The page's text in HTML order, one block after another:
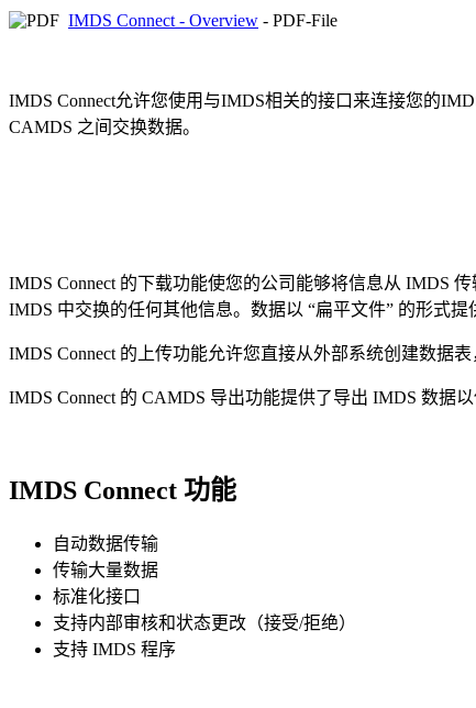
IMDS Connect - Overview - PDF-File
IMDS Connect允许您使用与IMDS相关的接口来连接您的
CAMDS 之间交换数据。
IMDS Connect 的下载功能使您的公司能够将信息从 IMDS
IMDS 中交换的任何其他信息。数据以 “扁平文件” 的形式
IMDS Connect 的上传功能允许您直接从外部系统创建数据
IMDS Connect 的 CAMDS 导出功能提供了导出 IMDS 数据
IMDS Connect 功能
自动数据传输
传输大量数据
标准化接口
支持内部审核和状态更改（接受/拒绝）
支持 IMDS 程序